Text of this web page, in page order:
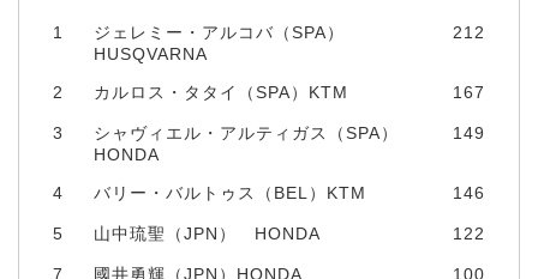
1
ジェレミー・アルコバ（SPA）
HUSQVARNA
212
2 カルロス・タタイ（SPA）KTM 167
3
シャヴィエル・アルティガス（SPA）
HONDA
149
4 バリー・バルトゥス（BEL）KTM 146
5 山中琉聖（JPN） HONDA 122
7 國井勇輝（JPN）HONDA 100